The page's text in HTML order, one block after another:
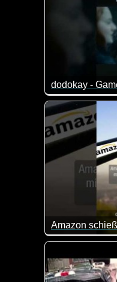
So ist das mit
Der Online-